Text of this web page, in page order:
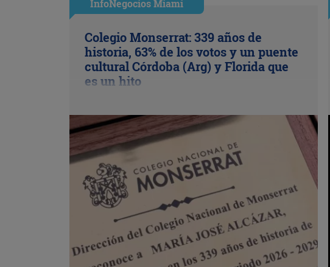
InfoNegocios Miami
Colegio Monserrat: 339 años de
historia, 63% de los votos y un puente
cultural Córdoba (Arg) y Florida que
es un hito